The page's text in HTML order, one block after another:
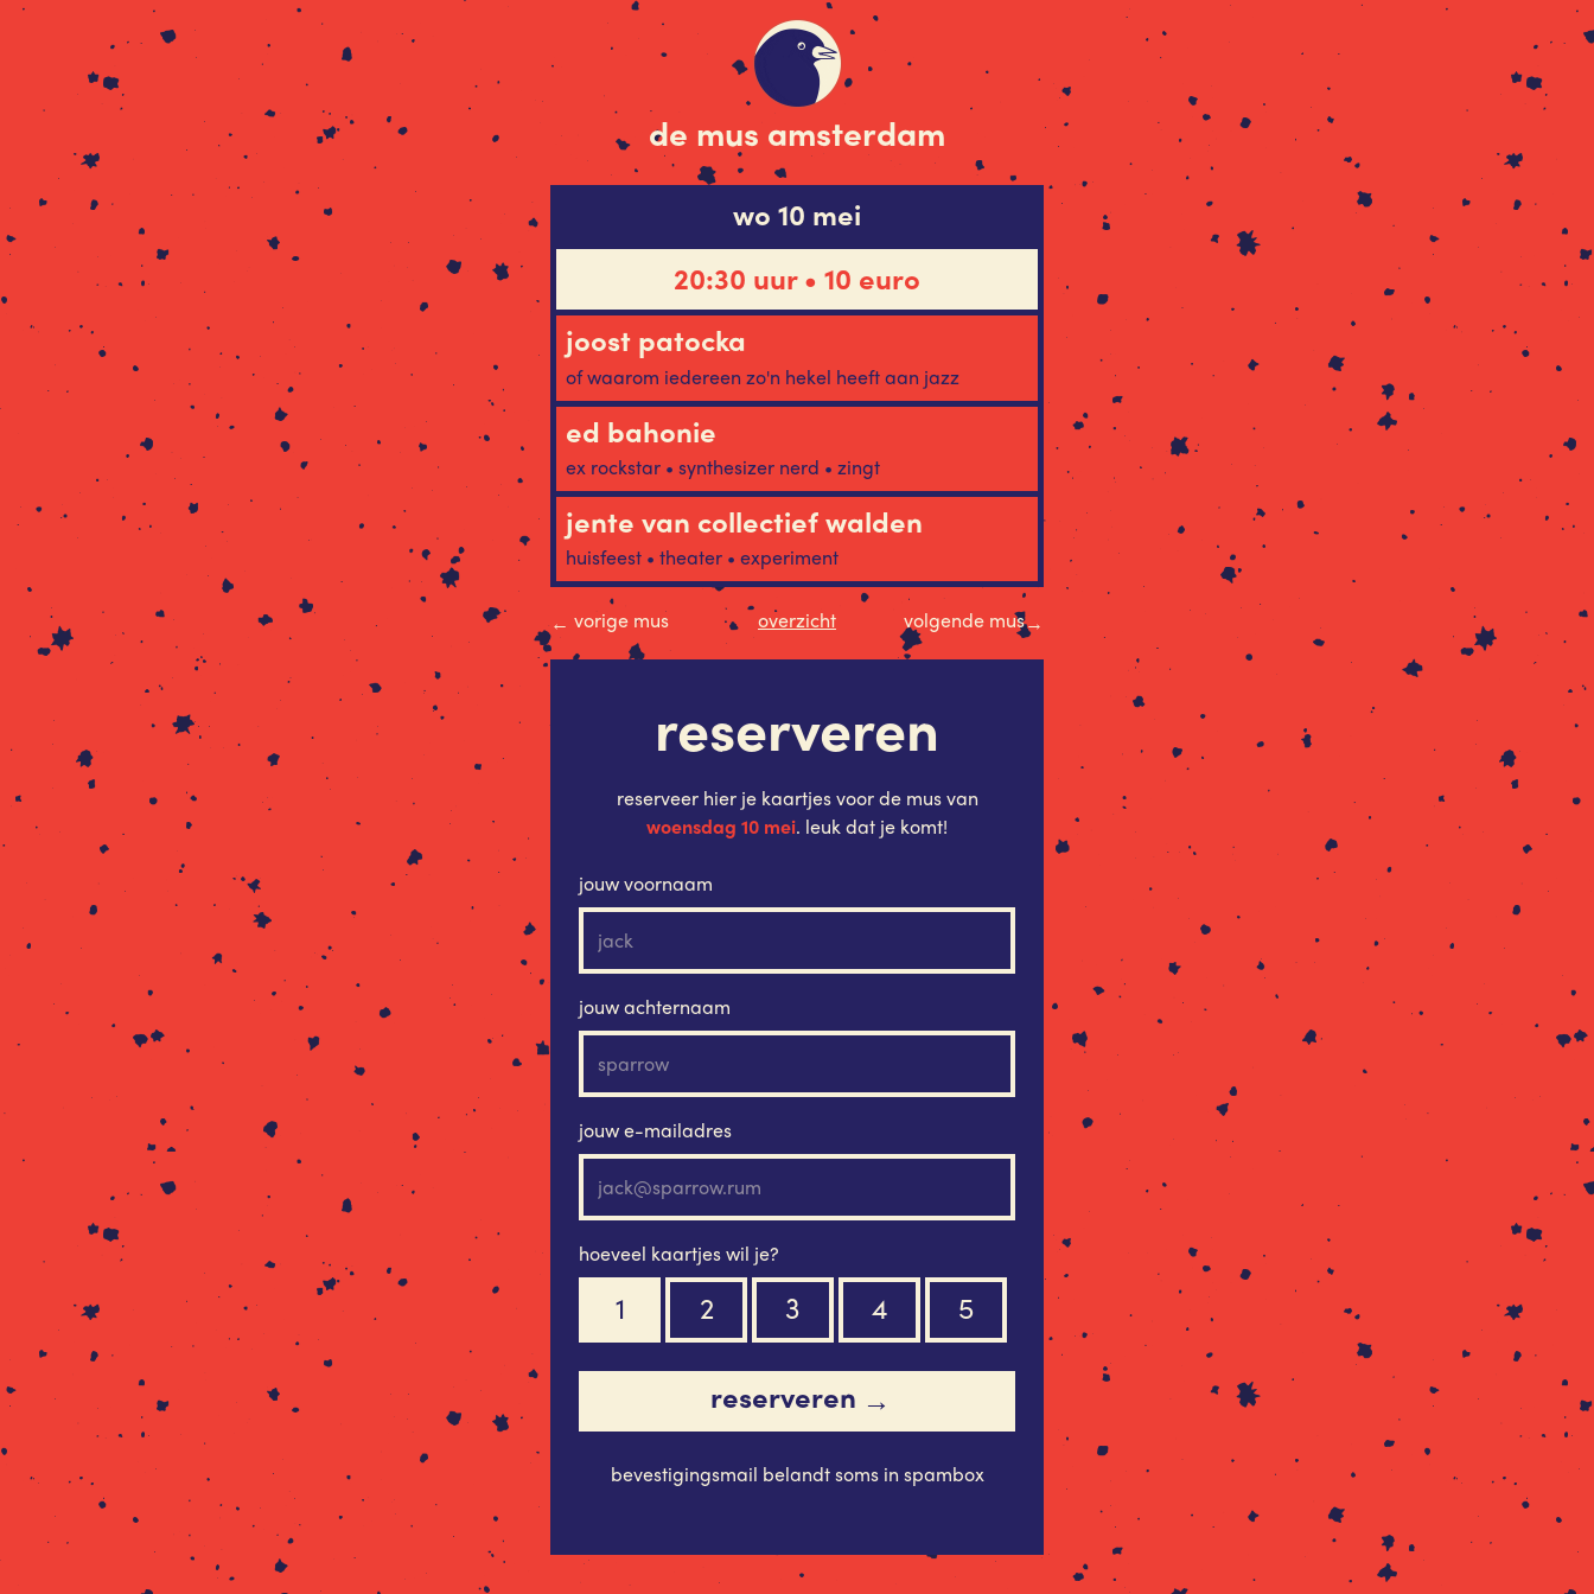
de mus amsterdam
wo 10 mei
20:30 uur • 10 euro
joost patocka
of waarom iedereen zo'n hekel heeft aan jazz
ed bahonie
ex rockstar • synthesizer nerd • zingt
jente van collectief walden
huisfeest • theater • experiment
← vorige mus overzicht volgende mus→
reserveren
reserveer hier je kaartjes voor de mus van
woensdag 10 mei. leuk dat je komt!
jouw voornaam
jouw achternaam
jouw e-mailadres
hoeveel kaartjes wil je?
1 2 3 4 5
reserveren →
bevestigingsmail belandt soms in spambox